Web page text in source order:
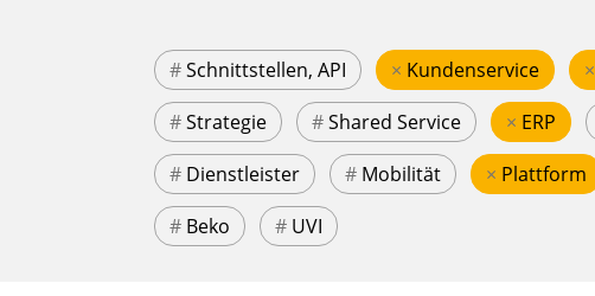
#Schnittstellen, API × Kundenservice ×
#Strategie #Shared Service × ERP
# Dienstleister # Mobilität × Plattform
# Beko # UVI